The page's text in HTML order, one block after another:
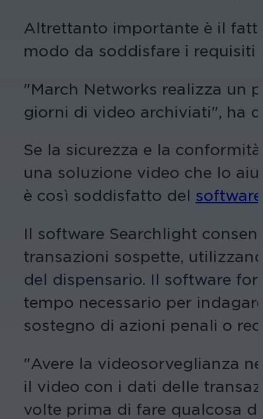
Altrettanto importante è il
modo da soddisfare i
"March Networks realizza un
giorni di video archiviati", ha
Se la sicurezza e la
una soluzione video che lo
è così soddisfatto del
Il software Searchlight
transazioni sospette,
del dispensario. Il software
tempo necessario per
sostegno di azioni penali o
"Avere la videosorveglianza
il video con i dati delle
volte prima di fare qualcosa